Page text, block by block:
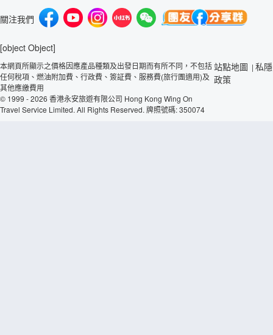
關注我們
[object Object]
本網頁所顯示之價格因應產品種類及出發日期而有所不同，不包括
任何稅項、燃油附加費、行政費、簽証費、服務費(旅行團適用)及
其他應繳費用
© 1999 - 2026 香港永安旅遊有限公司 Hong Kong Wing On
Travel Service Limited. All Rights Reserved. 牌照號碼: 350074
站點地圖 | 私隱
政策